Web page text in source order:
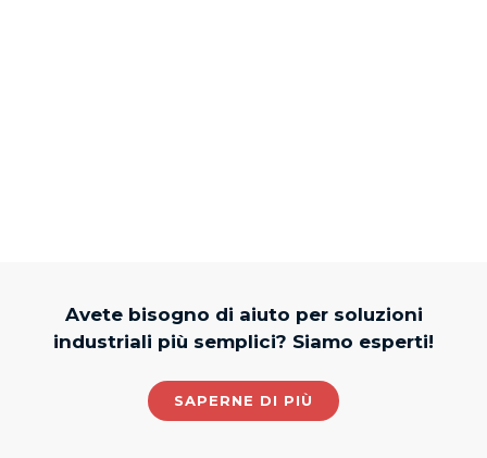
Avete bisogno di aiuto per soluzioni
industriali più semplici? Siamo esperti!
SAPERNE DI PIÙ